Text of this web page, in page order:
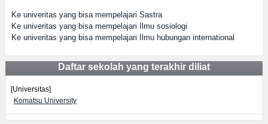
Ke univeritas yang bisa mempelajari Sastra
Ke univeritas yang bisa mempelajari Ilmu sosiologi
Ke univeritas yang bisa mempelajari Ilmu hubungan international
Daftar sekolah yang terakhir diliat
[Universitas]
Komatsu University